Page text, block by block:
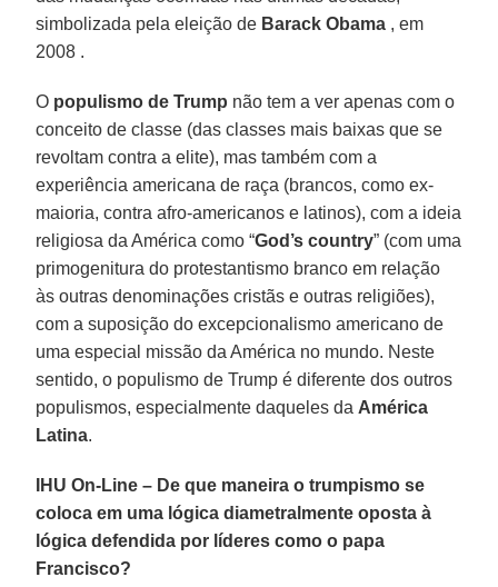
simbolizada pela eleição de Barack Obama , em
2008 .
O populismo de Trump não tem a ver apenas com o
conceito de classe (das classes mais baixas que se
revoltam contra a elite), mas também com a
experiência americana de raça (brancos, como ex-
maioria, contra afro-americanos e latinos), com a ideia
religiosa da América como “God’s country” (com uma
primogenitura do protestantismo branco em relação
às outras denominações cristãs e outras religiões),
com a suposição do excepcionalismo americano de
uma especial missão da América no mundo. Neste
sentido, o populismo de Trump é diferente dos outros
populismos, especialmente daqueles da América
Latina.
IHU On-Line – De que maneira o trumpismo se
coloca em uma lógica diametralmente oposta à
lógica defendida por líderes como o papa
Francisco?